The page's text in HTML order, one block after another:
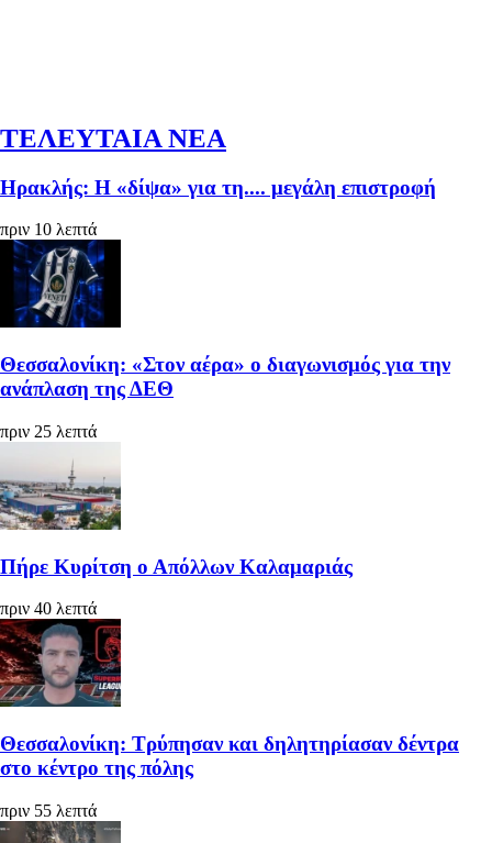
ΤΕΛΕΥΤΑΙΑ ΝΕΑ
Ηρακλής: Η «δίψα» για τη.... μεγάλη επιστροφή
πριν 10 λεπτά
Θεσσαλονίκη: «Στον αέρα» ο διαγωνισμός για την
ανάπλαση της ΔΕΘ
πριν 25 λεπτά
Πήρε Κυρίτση ο Απόλλων Καλαμαριάς
πριν 40 λεπτά
Θεσσαλονίκη: Τρύπησαν και δηλητηρίασαν δέντρα
στο κέντρο της πόλης
πριν 55 λεπτά